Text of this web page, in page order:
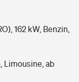
162 kW, Benzin,
Limousine, ab